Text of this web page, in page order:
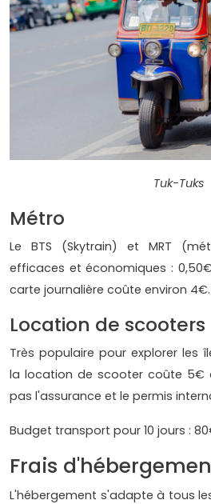
Tuk-Tuks
Métro
Le BTS (Skytrain) et MRT
efficaces et économiques :
carte journalière coûte environ 4€.
Location de scooters
Très populaire pour explorer les
la location de scooter coûte 5€
pas l'assurance et le permis
Budget transport pour 10 jours :
Frais
L'hébergement s'adapte à tous